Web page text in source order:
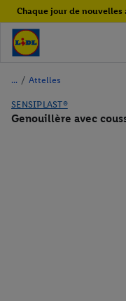
Chaque jour de nouvelles
/ Attelles
SENSIPLAST®
Genouillère avec